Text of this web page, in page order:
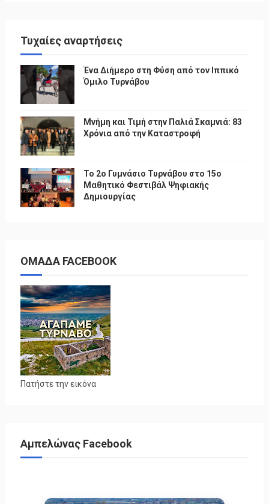
Τυχαίες αναρτήσεις
Ένα Διήμερο στη Φύση από τον Ιππικό
Όμιλο Τυρνάβου
Μνήμη και Τιμή στην Παλιά Σκαμνιά: 83
Χρόνια από την Καταστροφή
To 2ο Γυμνάσιο Τυρνάβου στο 15ο
Μαθητικό Φεστιβάλ Ψηφιακής
Δημιουργίας
ΟΜΑΔΑ FACEBOOK
Πατήστε την εικόνα
Αμπελώνας Facebook